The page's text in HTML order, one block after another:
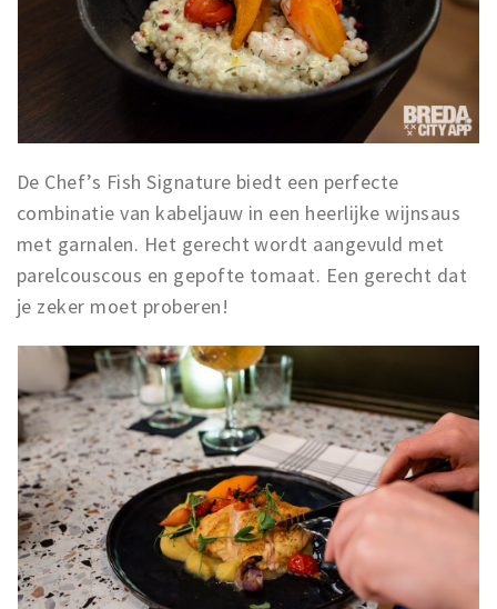
De Chef’s Fish Signature biedt een perfecte
combinatie van kabeljauw in een heerlijke wijnsaus
met garnalen. Het gerecht wordt aangevuld met
parelcouscous en gepofte tomaat. Een gerecht dat
je zeker moet proberen!